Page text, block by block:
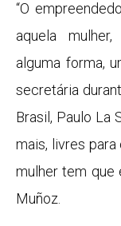
“O
aquela
alguma forma,
secretária
Brasil, Paulo La
mais, livres
mulher tem que
Muñoz.